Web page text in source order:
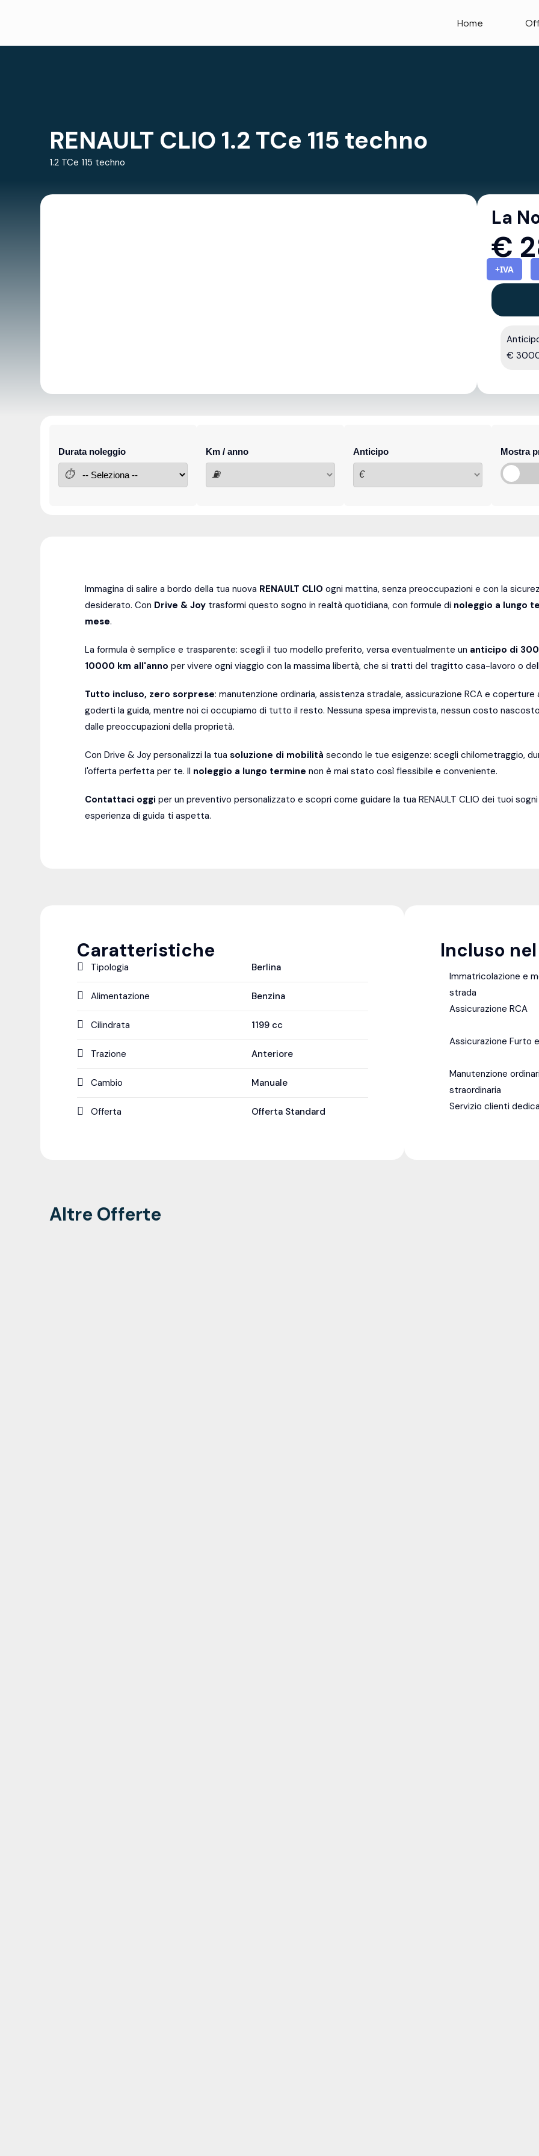
Home
RENAULT CLIO 1.2 TCe 115 techno
1.2 TCe 115 techno
La
€
+IVA
€
Durata noleggio
⏱
Km / anno
⛽
Anticipo
€
Mostra
Immagina di salire a bordo della tua nuova RENAULT CLIO ogni mattina, senza preoccupazioni e con la
desiderato. Con Drive & Joy trasformi questo sogno in realtà quotidiana, con formule di noleggio a lungo
mese.
La formula è semplice e trasparente: scegli il tuo modello preferito, versa eventualmente un anticipo di
10000 km all'anno per vivere ogni viaggio con la massima libertà, che si tratti del tragitto casa-lavoro o
Tutto incluso, zero sorprese: manutenzione ordinaria, assistenza stradale, assicurazione RCA e
goderti la guida, mentre noi ci occupiamo di tutto il resto. Nessuna spesa imprevista, nessun costo
dalle preoccupazioni della proprietà.
Con Drive & Joy personalizzi la tuasoluzione di mobilità secondo le tue esigenze: scegli chilometraggio,
l'offerta perfetta per te. Il noleggio a lungo termine non è mai stato così flessibile e conveniente.
Contattaci oggi per un preventivo personalizzato e scopri come guidare la tua RENAULT CLIO dei tuoi
esperienza di guida ti aspetta.
Caratteristiche
Tipologia Berlina
Alimentazione Benzina
Cilindrata 1199 cc
Trazione Anteriore
Cambio Manuale
Offerta Offerta Standard
Incluso
Immatricolazione e
strada
Assicurazione RCA
Assicurazione Furto
Manutenzione
straordinaria
Servizio clienti
Altre Offerte